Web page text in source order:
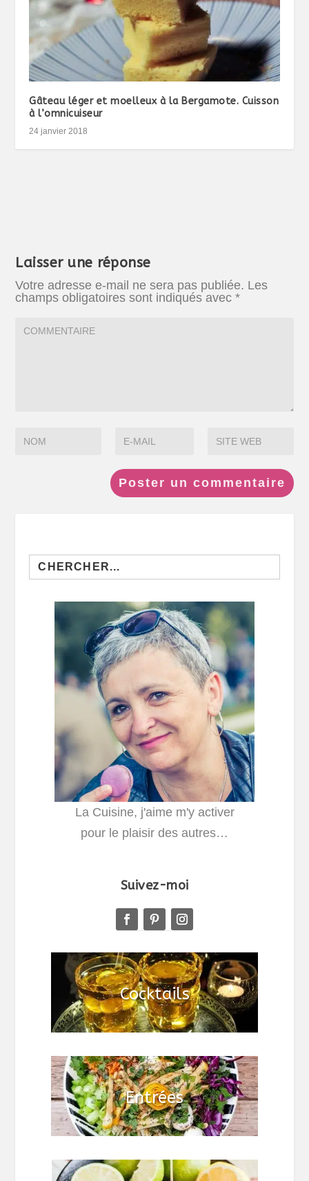
Gâteau léger et moelleux à la Bergamote. Cuisson
à l’omnicuiseur
24 janvier 2018
Laisser une réponse
Votre adresse e-mail ne sera pas publiée. Les
champs obligatoires sont indiqués avec*
Search
for:
La Cuisine, j'aime m'y activer
pour le plaisir des autres…
Suivez-moi